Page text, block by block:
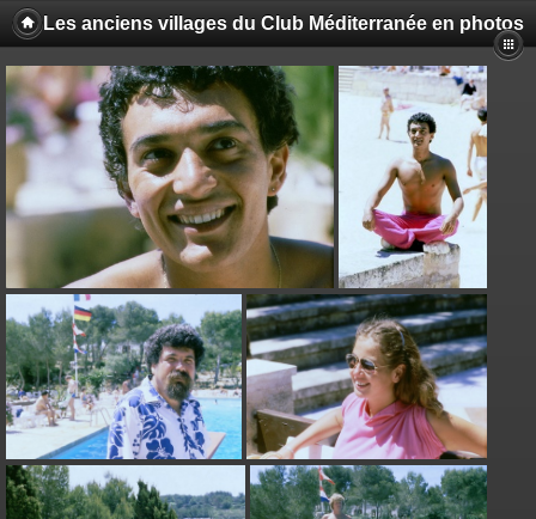
Les anciens villages du Club Méditerranée en photos